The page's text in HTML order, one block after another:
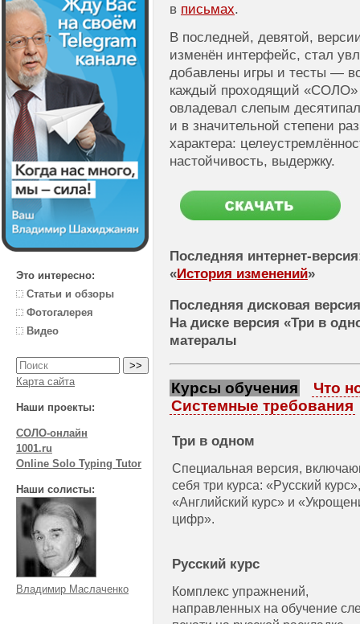
Это интересно:
Статьи и обзоры
Фотогалерея
Видео
Карта сайта
Наши проекты:
СОЛО-онлайн
1001.ru
Online Solo Typing Tutor
Наши солисты:
Владимир Маслаченко
в письмах.
В последней, девятой,
изменён интерфейс, стал
добавлены игры и тесты —
каждый проходящий «СОЛО»
овладевал слепым
и в значительной степени
характера:
настойчивость, выдержку.
Последняя интернет-
«История изменений»
Последняя дисковая
На диске версия «Три в
матералы
Курсы обучения
Что
Системные требования
Три в одном
Специальная версия,
себя три курса: «Русский курс»,
«Английский курс» и
цифр».
Русский курс
Комплекс упражнений,
направленных на обучение